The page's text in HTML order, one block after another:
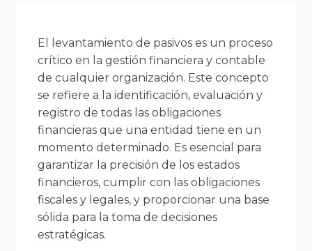
El levantamiento de pasivos es un proceso
crítico en la gestión financiera y contable
de cualquier organización. Este concepto
se refiere a la identificación, evaluación y
registro de todas las obligaciones
financieras que una entidad tiene en un
momento determinado. Es esencial para
garantizar la precisión de los estados
financieros, cumplir con las obligaciones
fiscales y legales, y proporcionar una base
sólida para la toma de decisiones
estratégicas.